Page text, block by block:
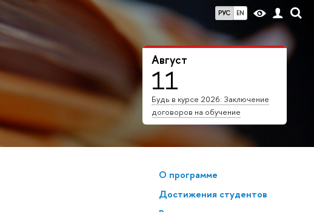
РУС EN
Август
11
Будь в курсе 2026: Заключение
договоров на обучение
О программе
Достижения студентов